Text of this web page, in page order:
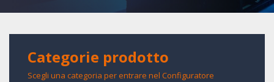
Categorie prodotto
Scegli una categoria per entrare nel Configuratore